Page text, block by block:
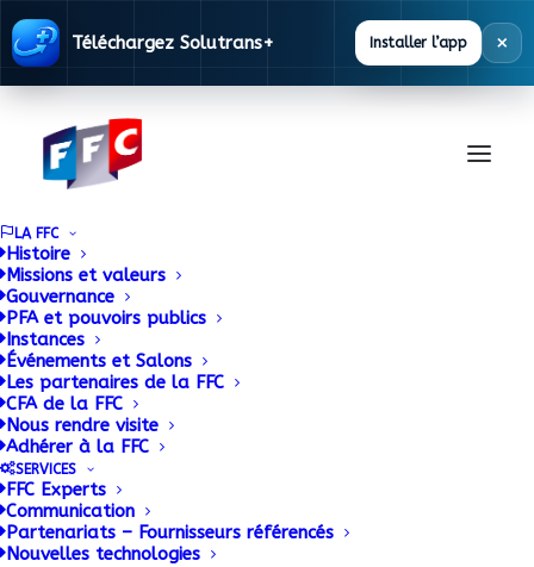
Téléchargez Solutrans+ Installer l’app ×
LA FFC
Histoire
Missions et valeurs
Gouvernance
PFA et pouvoirs publics
Instances
Événements et Salons
Les partenaires de la FFC
CFA de la FFC
Nous rendre visite
Adhérer à la FFC
SERVICES
FFC Experts
Communication
Partenariats – Fournisseurs référencés
Nouvelles technologies
SOLUTRANS 2025
révèle ses premières
thématiques